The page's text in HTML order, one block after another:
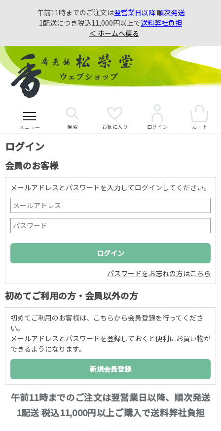
午前11時までのご注文は翌営業日以降 順次発送
1配送につき税込11,000円以上で送料弊社負担
＜ ホームへ戻る
メニュー 検索 お気に入り ログイン カート
ログイン
会員のお客様
メールアドレスとパスワードを入力してログインしてください。
パスワードをお忘れの方はこちら
初めてご利用の方・会員以外の方
初めてご利用のお客様は、こちらから会員登録を行ってくださ
い。
メールアドレスとパスワードを登録しておくと便利にお買い物が
できるようになります。
午前11時までのご注文は翌営業日以降、順次発送
1配送 税込11,000円以上ご購入で送料弊社負担